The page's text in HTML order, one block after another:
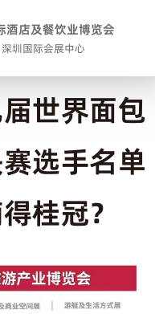
酒店及餐饮业博览会
深圳国际会展中心
世界面包
选手名单
桂冠？